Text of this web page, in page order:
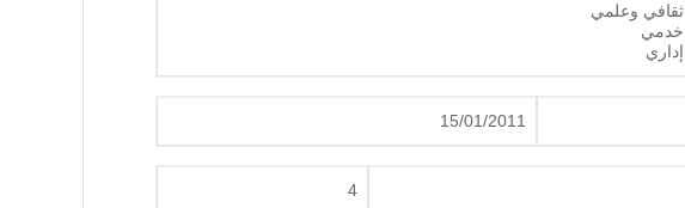
ثقافي وعلمي
خدمي
إداري
15/01/2011
4